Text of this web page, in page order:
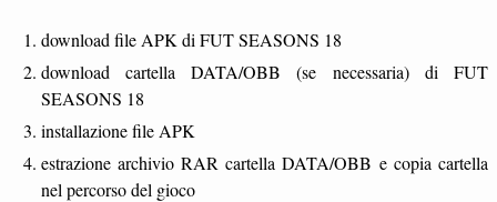
download file APK di FUT SEASONS 18
download cartella DATA/OBB (se necessaria) di FUT
SEASONS 18
installazione file APK
estrazione archivio RAR cartella DATA/OBB e copia cartella
nel percorso del gioco